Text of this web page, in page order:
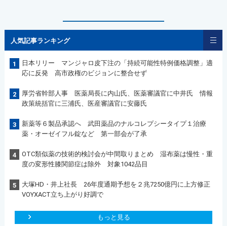
人気記事ランキング
1
日本リリー マンジャロ皮下注の「持続可能性特例価格調整」適
応に反発 高市政権のビジョンに整合せず
2
厚労省幹部人事 医薬局長に内山氏、医薬審議官に中井氏 情報
政策統括官に三浦氏、医産審議官に安藤氏
3
新薬等６製品承認へ 武田薬品のナルコレプシータイプ１治療
薬・オーゼイフル錠など 第一部会が了承
4
OTC類似薬の技術的検討会が中間取りまとめ 湿布薬は慢性・重
度の変形性膝関節症は除外 対象1042品目
5
大塚HD・井上社長 26年度通期予想を２兆7250億円に上方修正
VOYXACT立ち上がり好調で
もっと見る